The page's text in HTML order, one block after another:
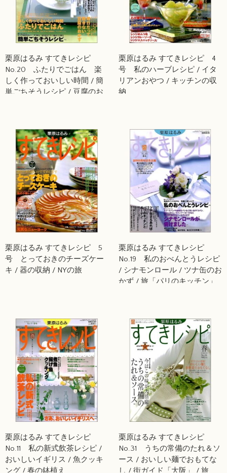
栗原はるみ すてきレシピ
No.20 ふたりでごはん 楽
しく作っておいしい時間 / 簡
単ごちそうレシピ / 豆腐のお
栗原はるみ すてきレシピ 4
号 私のハーブレシピ / イタ
リアンおやつ / キッチンの収
納
栗原はるみ すてきレシピ 5
号 とっておきのチーズケー
キ / 器の収納 / NYの旅
栗原はるみ すてきレシピ
No.19 私のおべんとうレシピ
/ シナモンロール / ツナ缶のお
かず / 旅「パリのキッチン」
栗原はるみ すてきレシピ
No.11 私の新式飲茶レシピ /
おいしいイギリス / 魚クッキ
ング / 春の鉢植え
栗原はるみ すてきレシピ
No.31 うちの常備のたれ＆ソ
ース / おいしい麺でおもてな
し / 街ガイド「大阪」 / 旅